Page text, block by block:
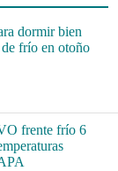
dormir bien
frío en otoño
frente frío 6